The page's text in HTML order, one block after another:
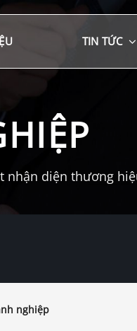
TIN TỨC
nhận diện thương
nghiệp